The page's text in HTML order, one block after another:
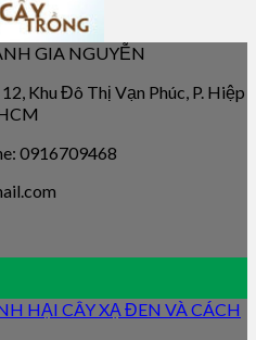
GIA NGUYỄN
Khu Đô Thị Vạn Phúc, P. Hiệp
0916709468
HẠI CÂY XẠ ĐEN VÀ CÁCH